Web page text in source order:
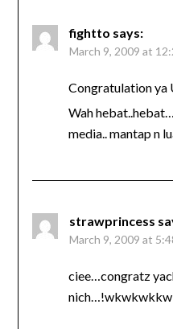
fightto says:
March 9, 2009 at
Congratulation ya
Wah
media.. mantap n
strawprincess
March 9, 2009 at
ciee…congratz